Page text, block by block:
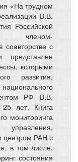
«На трудном
В.В.
Российской
членом-
с
которыми
развития,
РФ В.В.
лет. Книга
мониторинга
управления,
центром РАН с
в том числе,
состояния